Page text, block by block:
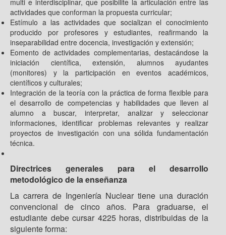
actividades que conforman la propuesta curricular;
Estímulo a las actividades que socializan el conocimiento
producido por profesores y estudiantes, reafirmando la
inseparabilidad entre docencia, investigación y extensión;
Eomento de actividades complementarias, destacándose la
iniciación científica, extensión, alumnos ayudantes
(monitores) y la participación en eventos académicos,
científicos y culturales;
Integración de la teoría con la práctica de forma flexible para
el desarrollo de competencias y habilidades que lleven al
alumno a buscar, interpretar, analizar y seleccionar
informaciones, identificar problemas relevantes y realizar
proyectos de investigación con una sólida fundamentación
técnica.
Directrices generales para el desarrollo
metodológico de la enseñanza
La carrera de Ingeniería Nuclear tiene una duración
convencional de cinco años. Para graduarse, el
estudiante debe cursar 4225 horas, distribuidas de la
siguiente forma: